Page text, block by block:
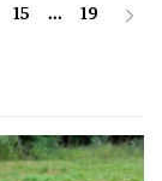
15 ... 19